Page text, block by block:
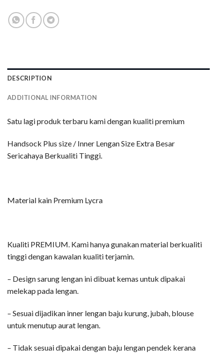
DESCRIPTION
ADDITIONAL INFORMATION
Satu lagi produk terbaru kami dengan kualiti premium
Handsock Plus size / Inner Lengan Size Extra Besar
Sericahaya Berkualiti Tinggi.
Material kain Premium Lycra
Kualiti PREMIUM. Kami hanya gunakan material berkualiti
tinggi dengan kawalan kualiti terjamin.
– Design sarung lengan ini dibuat kemas untuk dipakai
melekap pada lengan.
– Sesuai dijadikan inner lengan baju kurung, jubah, blouse
untuk menutup aurat lengan.
– Tidak sesuai dipakai dengan baju lengan pendek kerana